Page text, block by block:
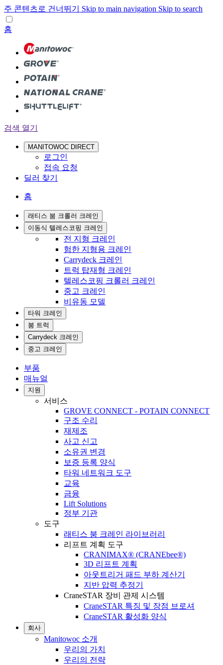
주 콘텐츠로 건너뛰기 Skip to main navigation Skip to search
홈
검색 열기
MANITOWOC DIRECT
로그인
접속 요청
딜러 찾기
홈
래티스 붐 크롤러 크레인
이동식 텔레스코핑 크레인
전 지형 크레인
험한 지형용 크레인
Carrydeck 크레인
트럭 탑재형 크레인
텔레스코핑 크롤러 크레인
중고 크레인
비유동 모델
타워 크레인
붐 트럭
Carrydeck 크레인
중고 크레인
부품
매뉴얼
지원
서비스
GROVE CONNECT - POTAIN CONNECT
구조 수리
재제조
사고 신고
소유권 변경
보증 등록 양식
타워 네트워크 도구
교육
금융
Lift Solutions
정부 기관
도구
래티스 붐 크레인 라이브러리
리프트 계획 도구
CRANIMAX® (CRANEbee®)
3D 리프트 계획
아웃트리거 패드 부하 계산기
지반 압력 추정기
CraneSTAR 장비 관제 시스템
CraneSTAR 특징 및 장점 브로셔
CraneSTAR 활성화 양식
회사
Manitowoc 소개
우리의 가치
우리의 전략